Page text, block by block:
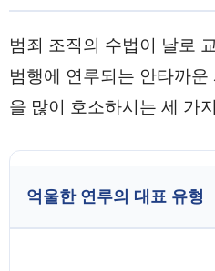
범죄 조직의 수법이 날로
범행에 연루되는 안타까
을 많이 호소하시는 세 가
억울한 연루의 대표 유형